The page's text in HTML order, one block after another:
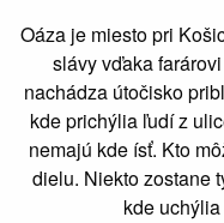
Oáza je miesto pri
slávy vďaka
nachádza útočisko
kde prichýlia ľudí z
nemajú kde ísť. Kto
dielu. Niekto zostane
kde